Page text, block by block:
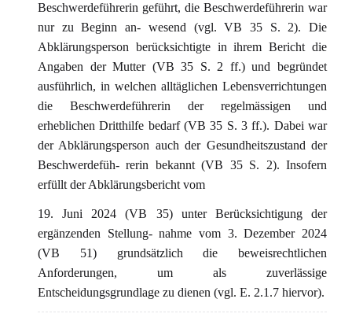
Beschwerdeführerin geführt, die Beschwerdeführerin war
nur zu Beginn an- wesend (vgl. VB 35 S. 2). Die
Abklärungsperson berücksichtigte in ihrem Bericht die
Angaben der Mutter (VB 35 S. 2 ff.) und begründet
ausführlich, in welchen alltäglichen Lebensverrichtungen
die Beschwerdeführerin der regelmässigen und
erheblichen Dritthilfe bedarf (VB 35 S. 3 ff.). Dabei war
der Abklärungsperson auch der Gesundheitszustand der
Beschwerdefüh- rerin bekannt (VB 35 S. 2). Insofern
erfüllt der Abklärungsbericht vom
19. Juni 2024 (VB 35) unter Berücksichtigung der
ergänzenden Stellung- nahme vom 3. Dezember 2024
(VB 51) grundsätzlich die beweisrechtlichen
Anforderungen, um als zuverlässige
Entscheidungsgrundlage zu dienen (vgl. E. 2.1.7 hiervor).